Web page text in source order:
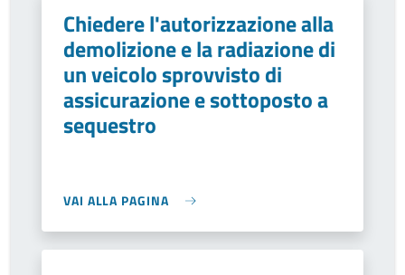
Chiedere l'autorizzazione alla
demolizione e la radiazione di
un veicolo sprovvisto di
assicurazione e sottoposto a
sequestro
VAI ALLA PAGINA